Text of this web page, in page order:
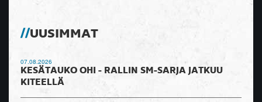
UUSIMMAT
07.08.2026
KESÄTAUKO OHI - RALLIN SM-SARJA JATKUU
KITEELLÄ